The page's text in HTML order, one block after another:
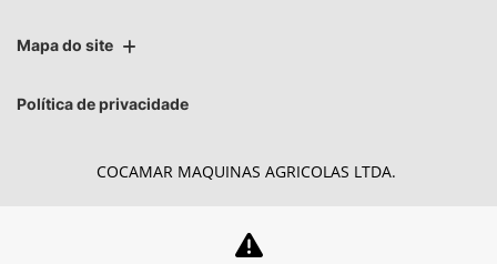
Mapa do site
Política de privacidade
COCAMAR MAQUINAS AGRICOLAS LTDA.